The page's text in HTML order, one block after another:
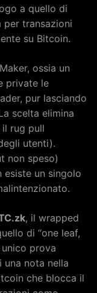
a quello di
per transazioni
su Bitcoin.
ossia un
private le
pur lasciando
scelta elimina
rug pull
utenti).
non speso)
un singolo
, il wrapped
di “one leaf,
prova
una nota nella
che blocca il